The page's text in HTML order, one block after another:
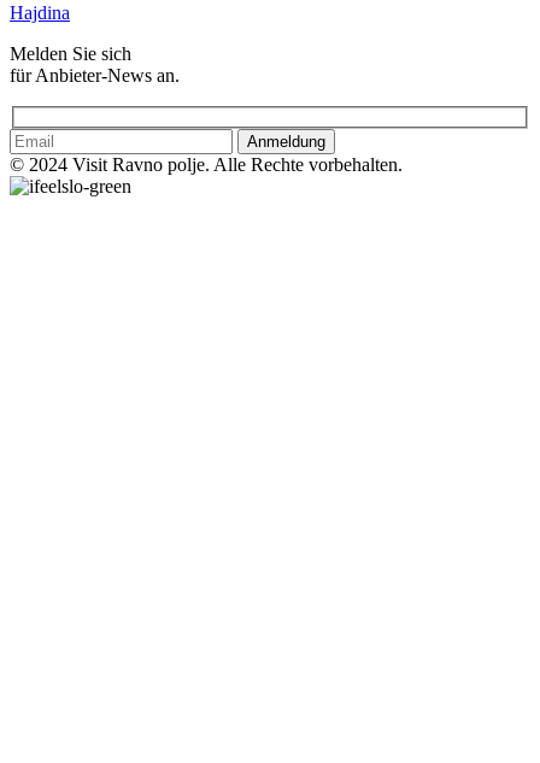
Hajdina
Melden Sie sich
für Anbieter-News an.
Anmeldung
© 2024 Visit Ravno polje. Alle Rechte vorbehalten.